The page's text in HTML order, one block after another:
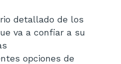
detallado de los
va a confiar a su
opciones de